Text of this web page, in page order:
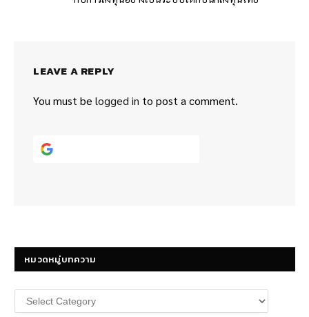
LEAVE A REPLY
You must be logged in to post a comment.
หมวดหมู่บทความ
หมวด
หมู่